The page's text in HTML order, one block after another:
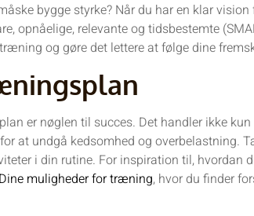
bygge styrke? Når du har en klar
opnåelige, relevante og tidsbestemte
og gøre det lettere at følge dine
er nøglen til succes. Det handler ikke
at undgå kedsomhed og overbelastning.
i din rutine. For inspiration til, hvordan
Dine muligheder for træning, hvor du finder